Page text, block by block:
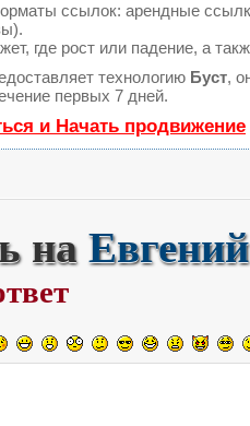
ссылок: арендные
где рост или падение, а
технологию Буст,
первых 7 дней.
и Начать продвижение
наЕвгений